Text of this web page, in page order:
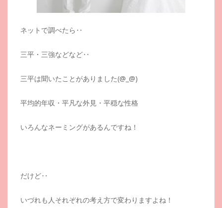
ネットで調べたら‥
三平・三強などなど‥
三平は聞いたことがありました(@_@)
平均的年収・平凡な外見・平穏な性格
いろんなネーミングがあるんですね！
だけど‥
いづれも人それぞれの考え方で変わりますよね！